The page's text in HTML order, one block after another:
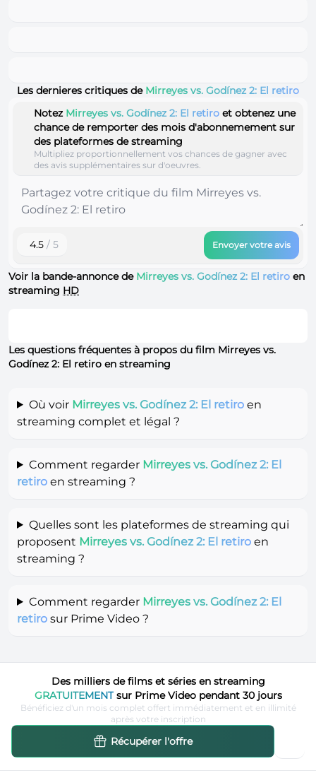
Les dernieres critiques de Mirreyes vs. Godínez 2: El retiro
Notez Mirreyes vs. Godínez 2: El retiro et obtenez une
chance de remporter des mois d'abonnemement sur
des plateformes de streaming
Multipliez proportionnellement vos chances de gagner avec
des avis supplémentaires sur d'oeuvres.
4.5 / 5 Envoyer votre avis
Voir la bande-annonce de Mirreyes vs. Godínez 2: El retiro en
streaming HD
Les questions fréquentes à propos du film Mirreyes vs.
Godínez 2: El retiro en streaming
Où voir Mirreyes vs. Godínez 2: El retiroen
streaming complet et légal ?
Comment regarder Mirreyes vs. Godínez 2: El
retiro en streaming ?
Quelles sont les plateformes de streaming qui
proposent Mirreyes vs. Godínez 2: El retiro en
streaming ?
Comment regarder Mirreyes vs. Godínez 2: El
retiro sur Prime Video ?
Des milliers de films et séries en streaming
GRATUITEMENTsur Prime Video pendant 30 jours
Bénéficiez d'un mois complet offert immédiatement et en illimité
après votre inscription
Récupérer l'offre